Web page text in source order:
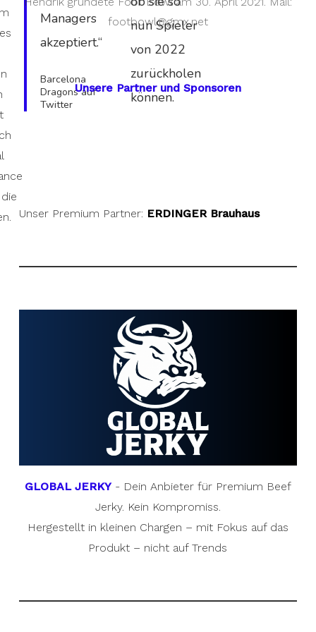
Managers
akzeptiert.“
Barcelona
Dragons auf
Twitter
nun Spieler
von 2022
zurückholen
können.
footbowl@gmx.net
Unsere Partner und Sponsoren
Unser Premium Partner: ERDINGER Brauhaus
GLOBAL JERKY- Dein Anbieter für Premium Beef
Jerky. Kein Kompromiss.
Hergestellt in kleinen Chargen – mit Fokus auf das
Produkt – nicht auf Trends